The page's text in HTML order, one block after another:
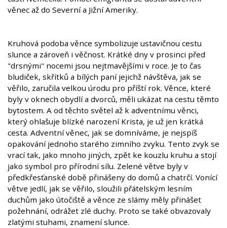
věnec až do Severní a Jižní Ameriky.
Kruhová podoba věnce symbolizuje ustavičnou cestu
slunce a zároveň i věčnost. Krátké dny v prosinci před
"drsnými" nocemi jsou nejtmavějšími v roce. Je to čas
bludiček, skřítků a bílých paní jejichž návštěva, jak se
věřilo, zaručila velkou úrodu pro příští rok. Věnce, které
byly v oknech obydlí a dvorců, měli ukázat na cestu těmto
bytostem. A od těchto světel až k adventnímu věnci,
který ohlašuje blízké narození Krista, je už jen krátká
cesta. Adventní věnec, jak se domníváme, je nejspíš
opakování jednoho starého zimního zvyku. Tento zvyk se
vrací tak, jako mnoho jiných, zpět ke kouzlu kruhu a stojí
jako symbol pro přírodní sílu. Zelené větve byly v
předkřesťanské době přinášeny do domů a chatrčí. Vonící
větve jedlí, jak se věřilo, sloužili přátelským lesním
duchům jako útočiště a věnce ze slámy měly přinášet
požehnání, odrážet zlé duchy. Proto se také obvazovaly
zlatými stuhami, znamení slunce.